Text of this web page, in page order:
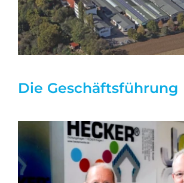
Die Geschäftsführung